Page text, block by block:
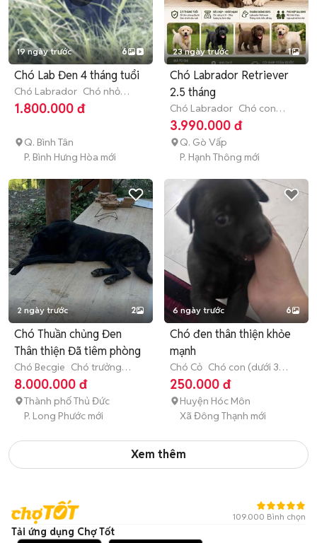
19 ngày trước 6
Chó Lab Đen 4 tháng tuổi
Chó Labrador Chó nhỏ
(dưới 1 năm tuổi)
1.800.000 đ
Q. Bình Tân
P. Bình Hưng Hòa mới
23 ngày trước 1
Chó Labrador Retriever
2.5 tháng
Chó Labrador Chó con
(dưới 3 tháng tuổi)
3.990.000 đ
Q. Gò Vấp
P. Hạnh Thông mới
2 ngày trước 2
Chó Thuần chủng Đen
Thân thiện Đã tiêm phòng
Chó Becgie Chó trưởng
thành (hơn 1 tuổi)
8.000.000 đ
Thành phố Thủ Đức
P. Long Phước mới
6 ngày trước 6
Chó đen thân thiện khỏe
mạnh
Chó Cỏ Chó con (dưới 3
tháng tuổi)
250.000 đ
Huyện Hóc Môn
Xã Đông Thạnh mới
Xem thêm
109.000 Bình chọn
Tải ứng dụng Chợ Tốt